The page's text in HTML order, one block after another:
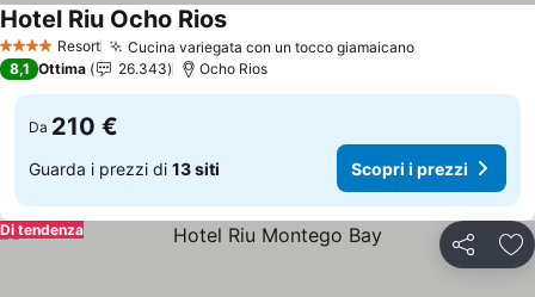
4 Stelle Resort Cucina variegata con un tocco giamaicanoScopri i
Hotel Riu Ocho RiosScopri i prezzi
8,1 Ottima 26.343 Ocho Rios
Da 210 €
Guarda i prezzi di 13 siti Scopri i prezzi
Condividi
Di tendenza